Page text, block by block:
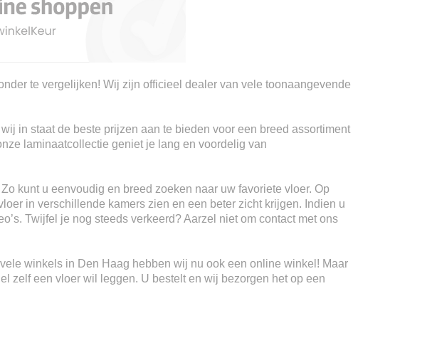
te vergelijken! Wij zijn officieel dealer van vele toonaangevende
in staat de beste prijzen aan te bieden voor een breed assortiment
laminaatcollectie geniet je lang en voordelig van
kunt u eenvoudig en breed zoeken naar uw favoriete vloer. Op
in verschillende kamers zien en een beter zicht krijgen. Indien u
Twijfel je nog steeds verkeerd? Aarzel niet om contact met ons
winkels in Den Haag hebben wij nu ook een online winkel! Maar
zelf een vloer wil leggen. U bestelt en wij bezorgen het op een